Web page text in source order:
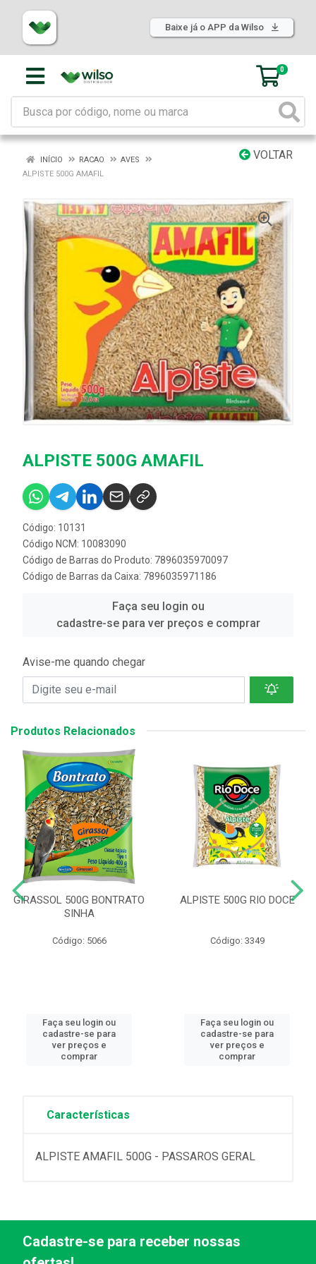
Baixe já o APP da Wilso
0
VOLTAR
INÍCIO RACAO
AVES
ALPISTE 500G AMAFIL
ALPISTE 500G AMAFIL
Código: 10131
Código NCM: 10083090
Código de Barras do Produto: 7896035970097
Código de Barras da Caixa: 7896035971186
Faça seu login ou
cadastre-se para ver preços e comprar
Avise-me quando chegar
Produtos Relacionados
GIRASSOL 500G BONTRATO
SINHA
Código: 5066
Faça seu login ou
cadastre-se para
ver preços e
comprar
ALPISTE 500G RIO DOCE
Código: 3349
Faça seu login ou
cadastre-se para
ver preços e
comprar
Características
ALPISTE AMAFIL 500G - PASSAROS GERAL
Cadastre-se para receber nossas